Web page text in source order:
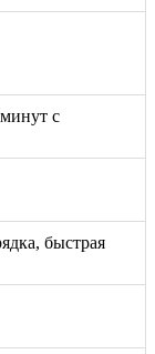
минут с
быстрая